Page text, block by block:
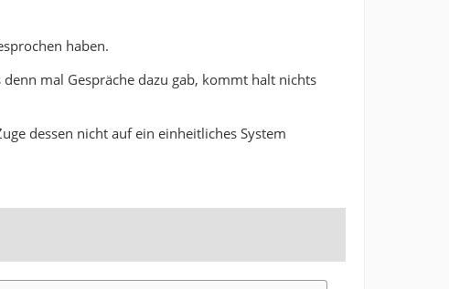
haben.
mal Gespräche dazu gab, kommt halt nichts
dessen nicht auf ein einheitliches System